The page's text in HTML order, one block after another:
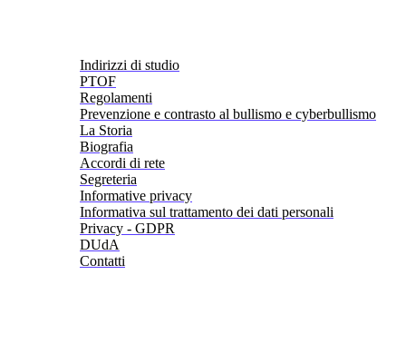
Indirizzi di studio
PTOF
Regolamenti
Prevenzione e contrasto al bullismo e cyberbullismo
La Storia
Biografia
Accordi di rete
Segreteria
Informative privacy
Informativa sul trattamento dei dati personali
Privacy - GDPR
DUdA
Contatti